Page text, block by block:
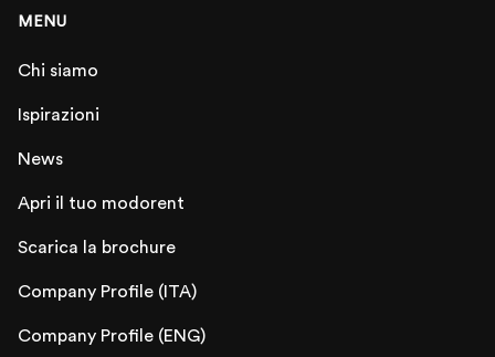
MENU
Chi siamo
Ispirazioni
News
Apri il tuo modorent
Scarica la brochure
Company Profile (ITA)
Company Profile (ENG)